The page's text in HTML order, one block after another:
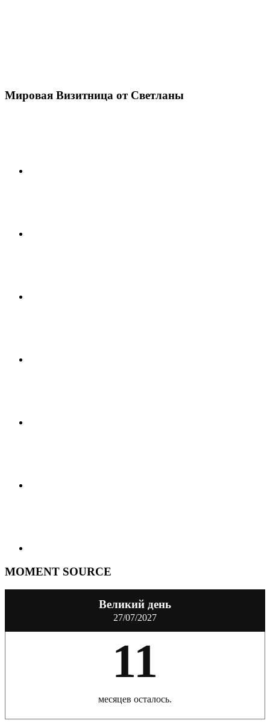
Мировая Визитница от Светланы
MOMENT SOURCE
Великий день
27/07/2027
11
месяцев осталось.